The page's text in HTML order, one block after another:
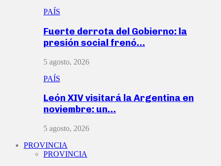
PAÍS
Fuerte derrota del Gobierno: la
presión social frenó…
5 agosto, 2026
PAÍS
León XIV visitará la Argentina en
noviembre: un…
5 agosto, 2026
PROVINCIA
PROVINCIA